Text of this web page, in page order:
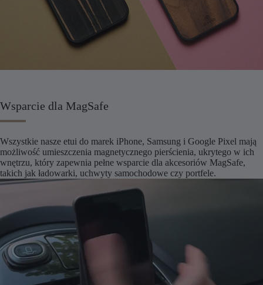
Wsparcie dla MagSafe
Wszystkie nasze etui do marek iPhone, Samsung i Google Pixel mają
możliwość umieszczenia magnetycznego pierścienia, ukrytego w ich
wnętrzu, który zapewnia pełne wsparcie dla akcesoriów MagSafe,
takich jak ładowarki, uchwyty samochodowe czy portfele.